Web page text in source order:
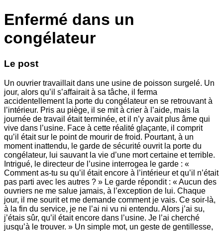
Enfermé dans un
congélateur
Le post
Un ouvrier travaillait dans une usine de poisson surgelé. Un
jour, alors qu’il s’affairait à sa tâche, il ferma
accidentellement la porte du congélateur en se retrouvant à
l’intérieur. Pris au piège, il se mit à crier à l’aide, mais la
journée de travail était terminée, et il n’y avait plus âme qui
vive dans l’usine. Face à cette réalité glaçante, il comprit
qu’il était sur le point de mourir de froid. Pourtant, à un
moment inattendu, le garde de sécurité ouvrit la porte du
congélateur, lui sauvant la vie d’une mort certaine et terrible.
Intrigué, le directeur de l’usine interrogea le garde : «
Comment as-tu su qu’il était encore à l’intérieur et qu’il n’était
pas parti avec les autres ? » Le garde répondit : « Aucun des
ouvriers ne me salue jamais, à l’exception de lui. Chaque
jour, il me sourit et me demande comment je vais. Ce soir-là,
à la fin du service, je ne l’ai ni vu ni entendu. Alors j’ai su,
j’étais sûr, qu’il était encore dans l’usine. Je l’ai cherché
jusqu’à le trouver. » Un simple mot, un geste de gentillesse,